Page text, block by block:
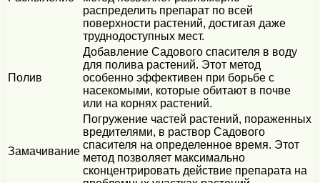
распределить препарат по всей
поверхности растений, достигая даже
труднодоступных мест.
Полив
Добавление Садового спасителя в воду
для полива растений. Этот метод
особенно эффективен при борьбе с
насекомыми, которые обитают в почве
или на корнях растений.
Замачивание
Погружение частей растений, пораженных
вредителями, в раствор Садового
спасителя на определенное время. Этот
метод позволяет максимально
сконцентрировать действие препарата на